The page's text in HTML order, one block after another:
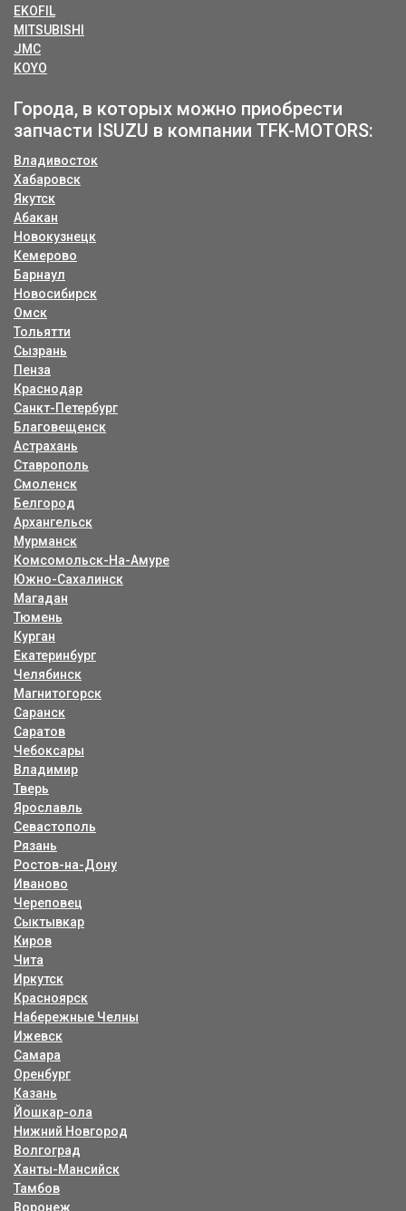
EKOFIL
MITSUBISHI
JMC
KOYO
Города, в которых можно приобрести
запчасти ISUZU в компании TFK-MOTORS:
Владивосток
Хабаровск
Якутск
Абакан
Новокузнецк
Кемерово
Барнаул
Новосибирск
Омск
Тольятти
Сызрань
Пенза
Краснодар
Санкт-Петербург
Благовещенск
Астрахань
Ставрополь
Смоленск
Белгород
Архангельск
Мурманск
Комсомольск-На-Амуре
Южно-Сахалинск
Магадан
Тюмень
Курган
Екатеринбург
Челябинск
Магнитогорск
Саранск
Саратов
Чебоксары
Владимир
Тверь
Ярославль
Севастополь
Рязань
Ростов-на-Дону
Иваново
Череповец
Сыктывкар
Киров
Чита
Иркутск
Красноярск
Набережные Челны
Ижевск
Самара
Оренбург
Казань
Йошкар-ола
Нижний Новгород
Волгоград
Ханты-Мансийск
Тамбов
Воронеж